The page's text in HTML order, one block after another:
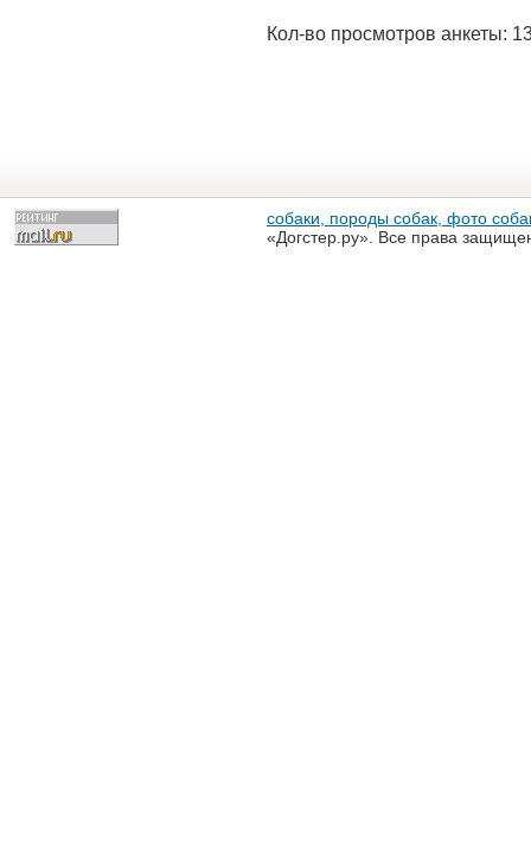
Кол-во просмотров анкеты:
собаки, породы собак, фото
«Догстер.ру». Все права